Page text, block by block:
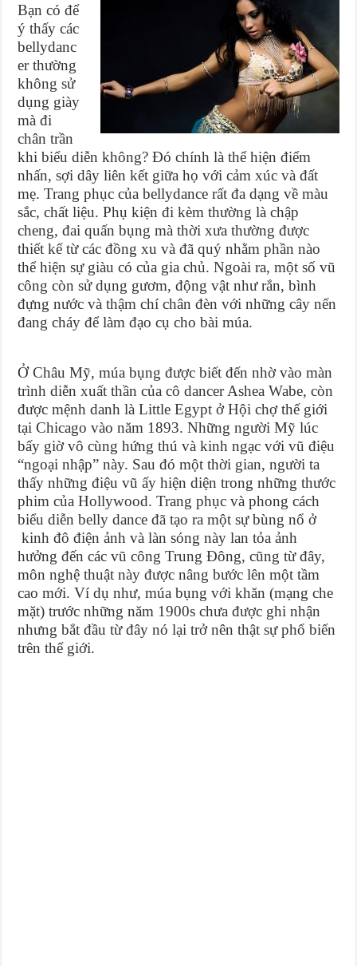
Bạn có để
ý thấy các
bellydanc
er thường
không sử
dụng giày
mà đi
chân trần
khi biểu diễn không? Đó chính là thể hiện điểm
nhấn, sợi dây liên kết giữa họ với cảm xúc và đất
mẹ. Trang phục của bellydance rất đa dạng về màu
sắc, chất liệu. Phụ kiện đi kèm thường là chập
cheng, đai quấn bụng mà thời xưa thường được
thiết kế từ các đồng xu và đã quý nhằm phần nào
thể hiện sự giàu có của gia chủ. Ngoài ra, một số vũ
công còn sử dụng gươm, động vật như rắn, bình
đựng nước và thậm chí chân đèn với những cây nến
đang cháy để làm đạo cụ cho bài múa.
Ở Châu Mỹ, múa bụng được biết đến nhờ vào màn
trình diễn xuất thần của cô dancer Ashea Wabe, còn
được mệnh danh là Little Egypt ở Hội chợ thế giới
tại Chicago vào năm 1893. Những người Mỹ lúc
bấy giờ vô cùng hứng thú và kinh ngạc với vũ điệu
“ngoại nhập” này. Sau đó một thời gian, người ta
thấy những điệu vũ ấy hiện diện trong những thước
phim của Hollywood. Trang phục và phong cách
biểu diễn belly dance đã tạo ra một sự bùng nổ ở
kinh đô điện ảnh và làn sóng này lan tỏa ảnh
hưởng đến các vũ công Trung Đông, cũng từ đây,
môn nghệ thuật này được nâng bước lên một tầm
cao mới. Ví dụ như, múa bụng với khăn (mạng che
mặt) trước những năm 1900s chưa được ghi nhận
nhưng bắt đầu từ đây nó lại trở nên thật sự phổ biến
trên thế giới.